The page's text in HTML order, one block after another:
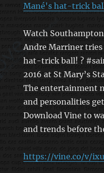
Mané's hat-trick
Watch Southampton
Andre Marriner tries
hat-trick ball! ?
2016 at St Mary’s
The entertainment
and personalities
Download Vine to
and trends before
https://vine.co/v/